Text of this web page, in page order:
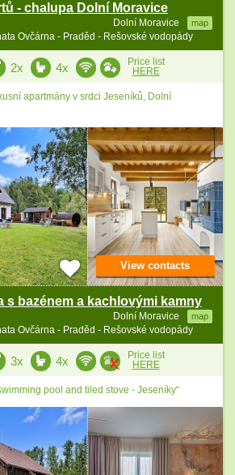
- chalupa Dolní Moravice
Dolní Moravice map
Ovčárna - Praděd - Rešovské vodopády
2x 4x
Price list
HERE
apartmány v srdci Jeseníků, Dolní
s bazénem a kachlovými kamny
Dolní Moravice map
Ovčárna - Praděd - Rešovské vodopády
View contacts
3x 4x
Price list
HERE
pool and tiled stove - Jeseníky“